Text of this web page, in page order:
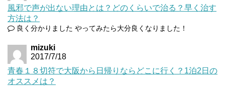
風邪で声が出ない理由とは？どのくらいで治る？早く治す
方法は？
良く分かりました やってみたら大分良くなりました！
mizuki
2017/7/18
青春１８切符で大阪から日帰りならどこに行く？1泊2日の
オススメは？